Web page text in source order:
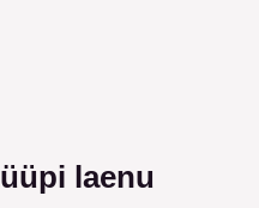
laenu